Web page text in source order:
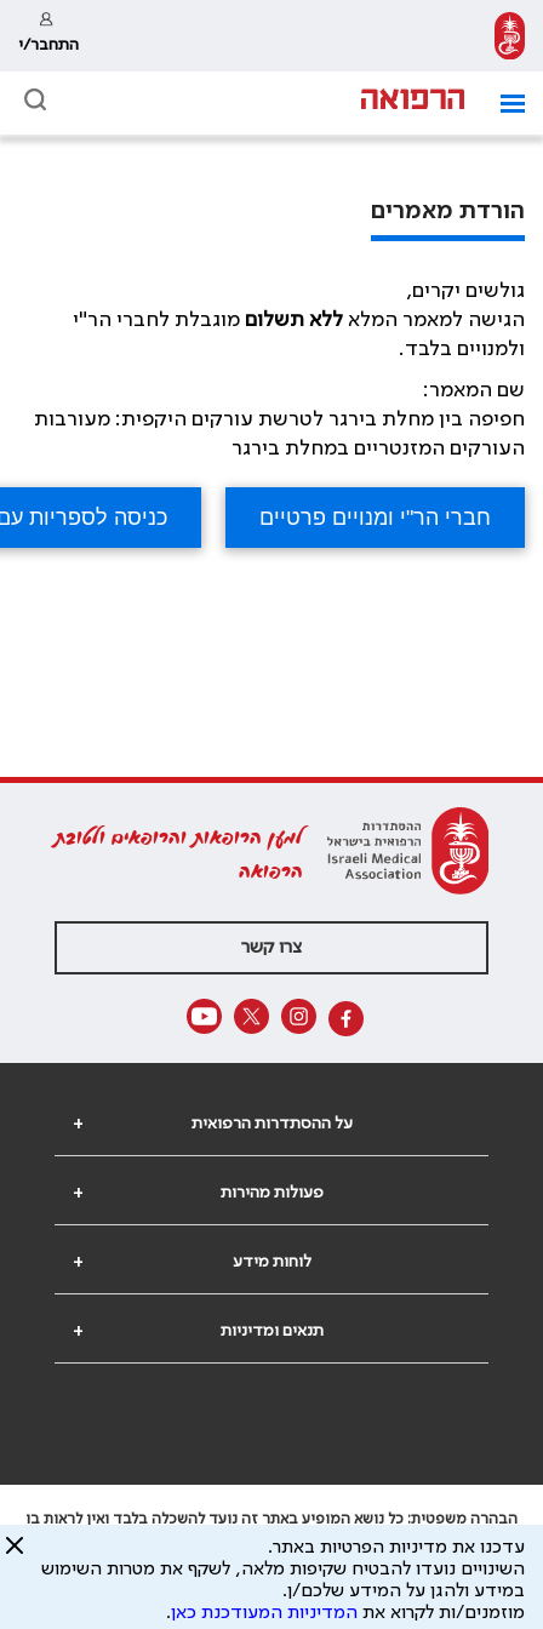
התחבר/י
הורדת מאמרים
גולשים יקרים,
הגישה למאמר המלא ללא תשלום מוגבלת לחברי הר"י
ולמנויים בלבד.
שם המאמר:
חפיפה בין מחלת בירגר לטרשת עורקים היקפית: מעורבות
העורקים המזנטריים במחלת בירגר
למען הרופאות והרופאים ולטובת
הרפואה
צרו קשר
+ על ההסתדרות הרפואית
+ פעולות מהירות
+ לוחות מידע
+ תנאים ומדיניות
הבהרה משפטית: כל נושא המופיע באתר זה נועד להשכלה בלבד ואין לראות בו
ייעוץ רפואי או משפטי. אין הר"י אחראית לתוכן המתפרסם באתר זה ולכל נזק
שעלול להיגרם.
ידוע לי שהר"י אוספת ושומרת מידע אישי לצורך מתן השרות וכי חלק ממנו עשוי
להיות מועבר לצדדים שלישיים, הכל בכפוף למדיניות הפרטיות
עדכנו את מדיניות הפרטיות באתר.
השינויים נועדו להבטיח שקיפות מלאה, לשקף את מטרות השימוש
במידע ולהגן על המידע שלכם/ן.
מוזמנים/ות לקרוא את המדיניות המעודכנת כאן.